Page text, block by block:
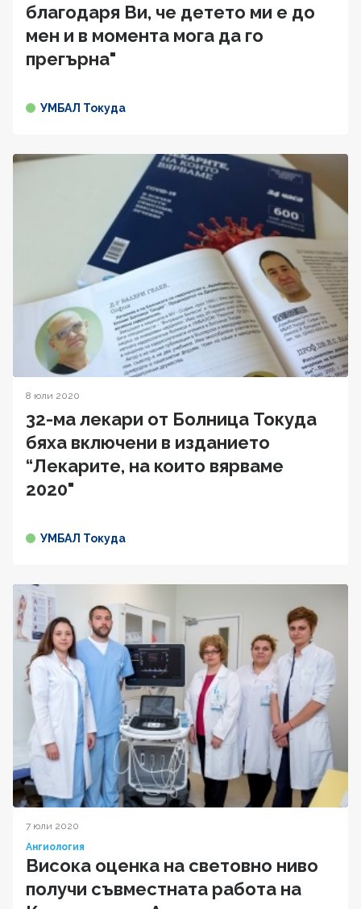
благодаря Ви, че детето ми е до
мен и в момента мога да го
прегърна"
УМБАЛ Токуда
8 юли 2020
32-ма лекари от Болница Токуда
бяха включени в изданието
“Лекарите, на които вярваме
2020"
УМБАЛ Токуда
7 юли 2020
Ангиология
Висока оценка на световно ниво
получи съвместната работа на